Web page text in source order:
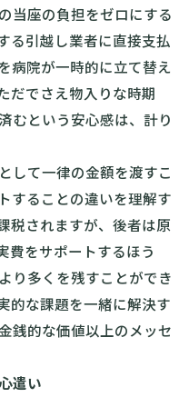
当座の負担をゼロにする
る引越し業者に直接支払
病院が一時的に立て替え
だでさえ物入りな時期
むという安心感は、計り
して一律の金額を渡すこ
することの違いを理解す
税されますが、後者は原
費をサポートするほう
り多くを残すことができ
的な課題を一緒に解決す
銭的な価値以上のメッセ
遣い